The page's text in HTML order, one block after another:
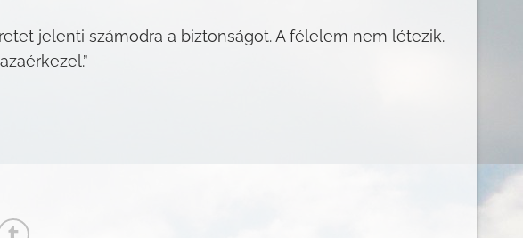
jelenti számodra a biztonságot. A félelem nem létezik.